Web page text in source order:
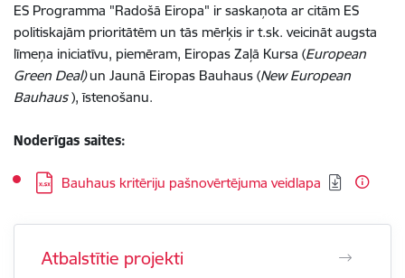
ES Programma "Radošā Eiropa" ir saskaņota ar citām ES
politiskajām prioritātēm un tās mērķis ir t.sk. veicināt augsta
līmeņa iniciatīvu, piemēram, Eiropas Zaļā Kursa (European
Green Deal)un Jaunā Eiropas Bauhaus (New European
Bauhaus), īstenošanu.
Noderīgas saites:
Lejupielādēt:
Bauhaus kritēriju pašnovērtējuma veidlapa
Atbalstītie projekti